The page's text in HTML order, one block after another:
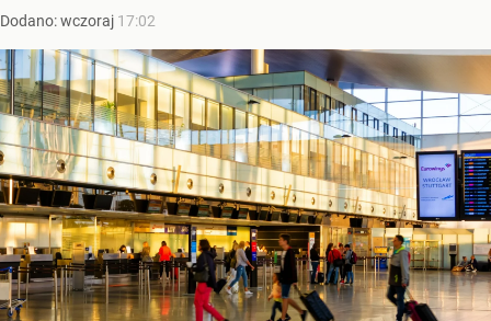
Dodano:wczoraj 17:02